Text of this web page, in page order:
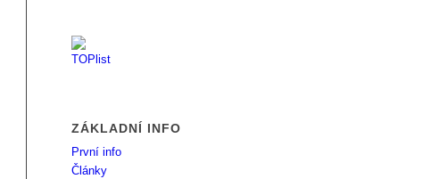
ZÁKLADNÍ INFO
První info
Články